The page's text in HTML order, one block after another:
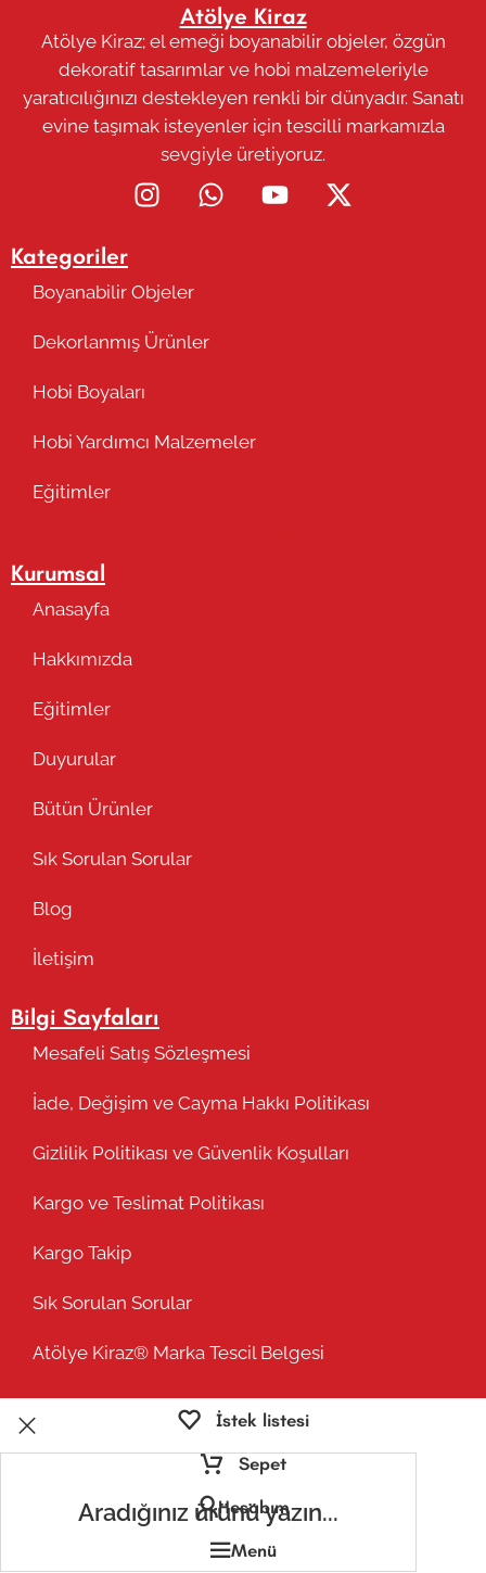
Atölye Kiraz
Atölye Kiraz; el emeği boyanabilir objeler, özgün
dekoratif tasarımlar ve hobi malzemeleriyle
yaratıcılığınızı destekleyen renkli bir dünyadır. Sanatı
evine taşımak isteyenler için tescilli markamızla
sevgiyle üretiyoruz.
Kategoriler
Boyanabilir Objeler
Dekorlanmış Ürünler
Hobi Boyaları
Hobi Yardımcı Malzemeler
Eğitimler
Kurumsal
Anasayfa
Hakkımızda
Eğitimler
Duyurular
Bütün Ürünler
Sık Sorulan Sorular
Blog
İletişim
Bilgi Sayfaları
Mesafeli Satış Sözleşmesi
İade, Değişim ve Cayma Hakkı Politikası
Gizlilik Politikası ve Güvenlik Koşulları
Kargo ve Teslimat Politikası
Kargo Takip
Sık Sorulan Sorular
Atölye Kiraz® Marka Tescil Belgesi
İstek listesi
Sepet
Hesabım
Menü